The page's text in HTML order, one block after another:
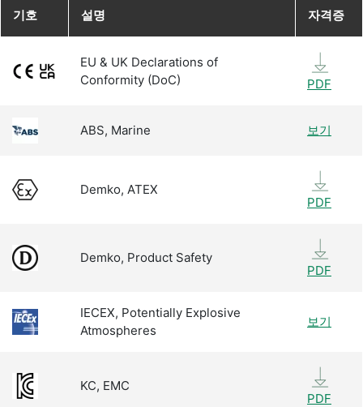
기호 설명 자격증
EU & UK Declarations of
Conformity (DoC)
PDF
ABS, Marine 보기
Demko, ATEX
PDF
Demko, Product Safety
PDF
IECEX, Potentially Explosive
Atmospheres
보기
KC, EMC
PDF